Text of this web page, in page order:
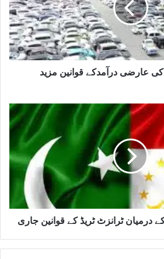
عارضی درآمدکے قوانین مزید
درمیان ٹرانزٹ ٹریڈ کے قوانین جاری